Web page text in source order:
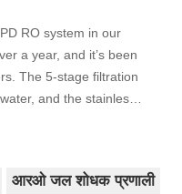
RO system in our
a year, and it’s been
The 5-stage filtration
and the stainless
and very few
आरओ जल शोधक प्रणाली